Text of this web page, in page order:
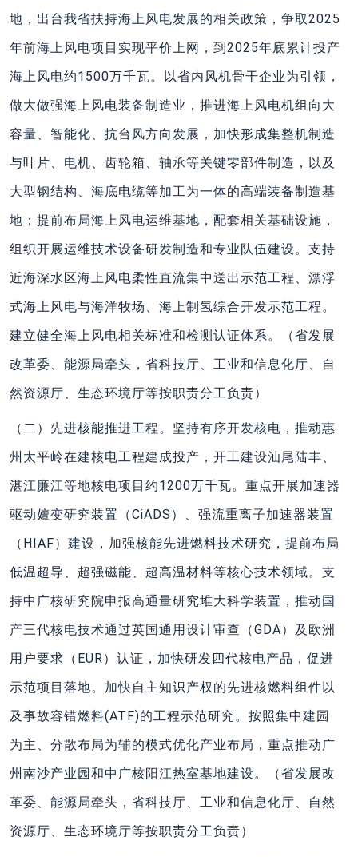
地，出台我省扶持海上风电发展的相关政策，争取2025
年前海上风电项目实现平价上网，到2025年底累计投产
海上风电约1500万千瓦。以省内风机骨干企业为引领，
做大做强海上风电装备制造业，推进海上风电机组向大
容量、智能化、抗台风方向发展，加快形成集整机制造
与叶片、电机、齿轮箱、轴承等关键零部件制造，以及
大型钢结构、海底电缆等加工为一体的高端装备制造基
地；提前布局海上风电运维基地，配套相关基础设施，
组织开展运维技术设备研发制造和专业队伍建设。支持
近海深水区海上风电柔性直流集中送出示范工程、漂浮
式海上风电与海洋牧场、海上制氢综合开发示范工程。
建立健全海上风电相关标准和检测认证体系。（省发展
改革委、能源局牵头，省科技厅、工业和信息化厅、自
然资源厅、生态环境厅等按职责分工负责）
（二）先进核能推进工程。坚持有序开发核电，推动惠
州太平岭在建核电工程建成投产，开工建设汕尾陆丰、
湛江廉江等地核电项目约1200万千瓦。重点开展加速器
驱动嬗变研究装置（CiADS）、强流重离子加速器装置
（HIAF）建设，加强核能先进燃料技术研究，提前布局
低温超导、超强磁能、超高温材料等核心技术领域。支
持中广核研究院申报高通量研究堆大科学装置，推动国
产三代核电技术通过英国通用设计审查（GDA）及欧洲
用户要求（EUR）认证，加快研发四代核电产品，促进
示范项目落地。加快自主知识产权的先进核燃料组件以
及事故容错燃料(ATF)的工程示范研究。按照集中建园
为主、分散布局为辅的模式优化产业布局，重点推动广
州南沙产业园和中广核阳江热室基地建设。（省发展改
革委、能源局牵头，省科技厅、工业和信息化厅、自然
资源厅、生态环境厅等按职责分工负责）